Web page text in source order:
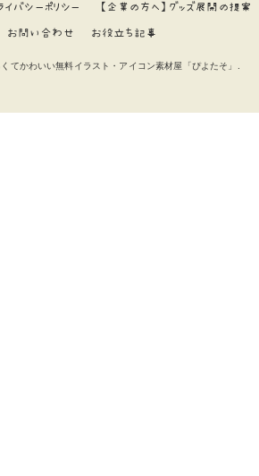
イバシーポリシー 【企業の方へ】グッズ展開の提案
お問い合わせ お役立ち記事
てかわいい無料イラスト・アイコン素材屋「ぴよたそ」.